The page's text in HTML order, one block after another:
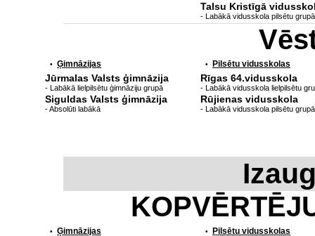
Talsu Kristīgā
- Labākā vidusskola pilsētu grupā
• Ģimnāzijas
Jūrmalas Valsts ģimnāzija
- Labākā lielpilsētu ģimnāziju grupā
Siguldas Valsts ģimnāzija
- Absolūti labākā
• Pilsētu vidusskolas
Rīgas 64.vidusskola
- Labākā vidusskola lielpilsētu
Rūjienas vidusskola
- Labākā vidusskola pilsētu grupā
• Ģimnāzijas • Pilsētu vidusskolas